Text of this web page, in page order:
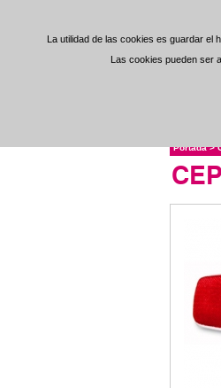
La utilidad de las cookies es guardar
Las cookies pueden ser
La utilidad de las cookies es guardar
Las cookies pueden ser
Portada>